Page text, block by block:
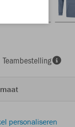
Teambestelling
personaliseren